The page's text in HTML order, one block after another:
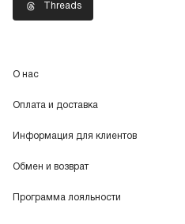
Threads
О нас
Оплата и доставка
Информация для клиентов
Обмен и возврат
Программа лояльности